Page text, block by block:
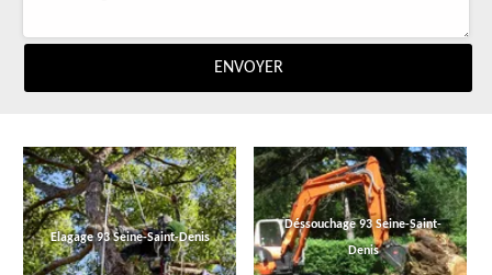
Elagage 93 Seine-Saint-Denis
Déssouchage 93 Seine-Saint-
Denis